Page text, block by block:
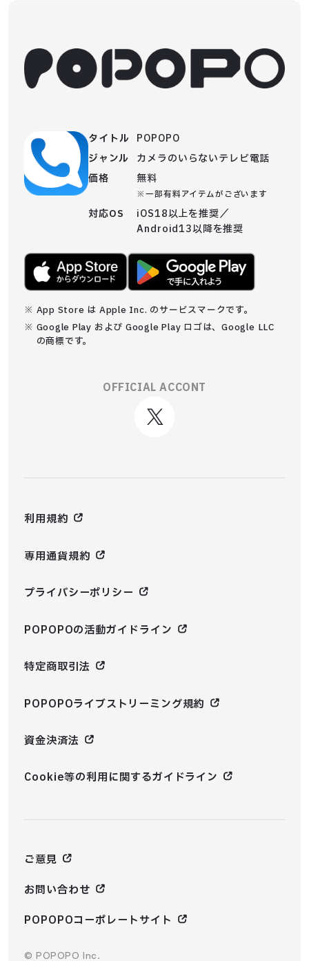
タイトル POPOPO
ジャンル
カメラのいらないテレビ電話
価格
無料
※一部有料アイテムがございます
対応OS
iOS18以上を推奨／
Android13以降を推奨
※ App Store は Apple Inc. のサービスマークです。
※ Google Play および Google Play ロゴは、Google LLC
の商標です。
OFFICIAL ACCONT
利用規約
専用通貨規約
プライバシーポリシー
POPOPOの活動ガイドライン
特定商取引法
POPOPOライブストリーミング規約
資金決済法
Cookie等の利用に関するガイドライン
ご意見
お問い合わせ
POPOPOコーポレートサイト
© POPOPO Inc.